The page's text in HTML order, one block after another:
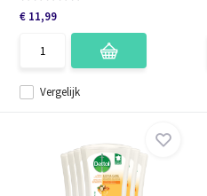
Vergelijk
€ 11,99